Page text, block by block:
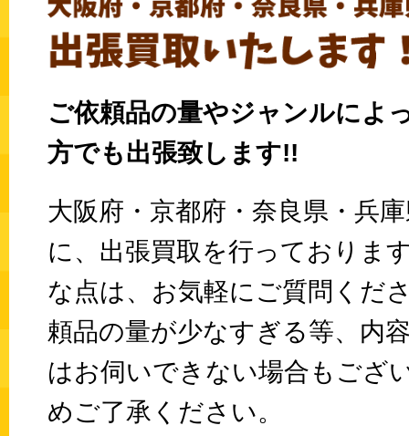
ご依頼品の量やジャンルによ
方でも出張致します!!
大阪府・京都府・奈良県・兵
に、出張買取を行っておりま
な点は、お気軽にご質問くだ
頼品の量が少なすぎる等、内
はお伺いできない場合もござ
めご了承ください。